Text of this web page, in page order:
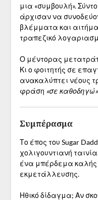
μια «συμβουλή».
άρχισαν να
βλέμματα και
τραπεζικό
Ο μέντορας
Κι ο φοιτητής σε
ανακαλύπτει νέους
φράση «σε καθοδηγώ»
Συμπέρασμα
Το έπος του Sugar
χολιγουντιανή
ένα μπέρδεμα καλής
εκμετάλλευσης.
Ηθικό δίδαγμα; Αν